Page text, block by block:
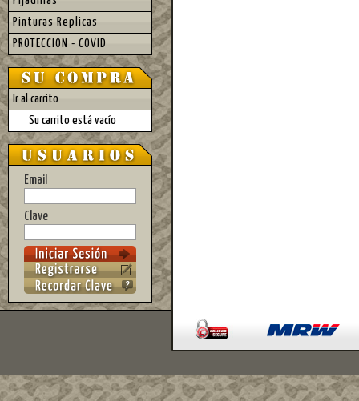
Pinturas Replicas
PROTECCION - COVID
Ir al carrito
Su carrito está vacío
Email
Clave